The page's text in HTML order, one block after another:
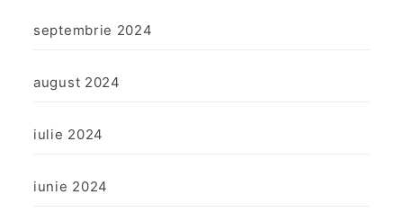
septembrie 2024
august 2024
iulie 2024
iunie 2024